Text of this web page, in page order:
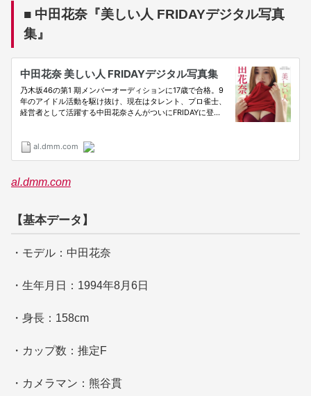
■ 中田花奈『美しい人 FRIDAYデジタル写真
集』
al.dmm.com
【基本データ】
・モデル：中田花奈
・生年月日：1994年8月6日
・身長：158cm
・カップ数：推定F
・カメラマン：熊谷貫